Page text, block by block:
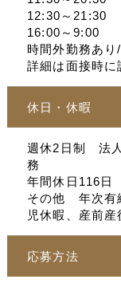
12:30～21:30
16:00～9:00
時間外勤務あり
詳細は面接時に
休日・休暇
週休2日制 法
務
年間休日116日
その他 年次有
児休暇、産前
応募方法